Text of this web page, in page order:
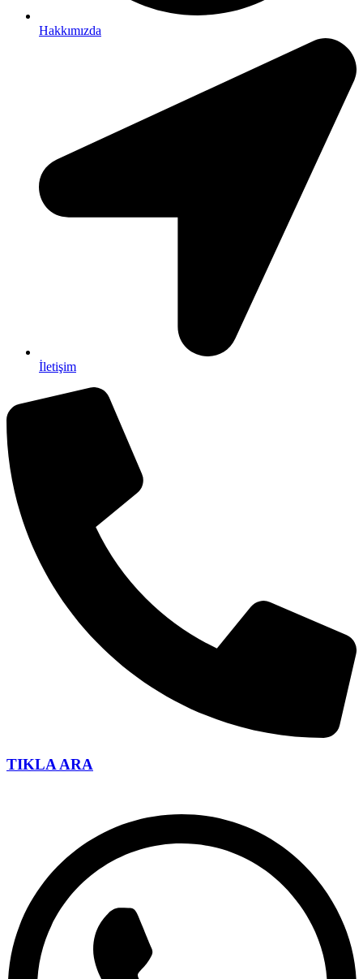
Hakkımızda
İletişim
TIKLA ARA